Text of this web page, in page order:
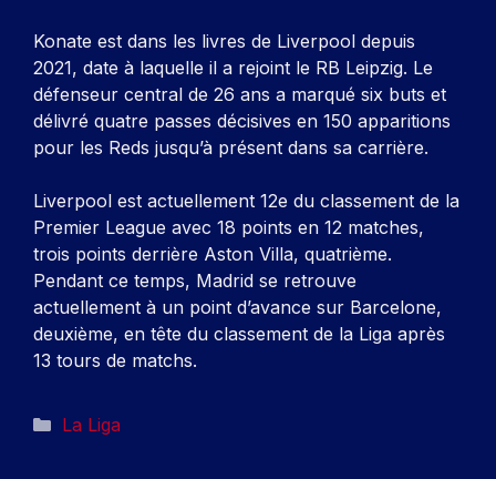
Konate est dans les livres de Liverpool depuis
2021, date à laquelle il a rejoint le RB Leipzig. Le
défenseur central de 26 ans a marqué six buts et
délivré quatre passes décisives en 150 apparitions
pour les Reds jusqu’à présent dans sa carrière.
Liverpool est actuellement 12e du classement de la
Premier League avec 18 points en 12 matches,
trois points derrière Aston Villa, quatrième.
Pendant ce temps, Madrid se retrouve
actuellement à un point d’avance sur Barcelone,
deuxième, en tête du classement de la Liga après
13 tours de matchs.
Catégories
La Liga